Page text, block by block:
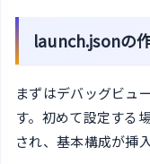
launch.jsonの
まずはデバッグビュ
す。初めて設定する
され、基本構成が挿